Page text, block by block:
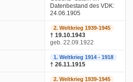
Datenbestand des VDK:
24.06.1905
2. Weltkrieg 1939-1945
† 19.10.1943
geb. 22.09.1922
1. Weltkrieg 1914 - 1918
† 26.11.1915
2. Weltkrieg 1939-1945